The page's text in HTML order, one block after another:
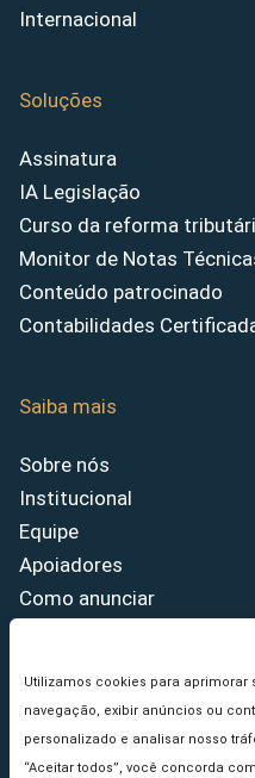
Utilizamos cookies para aprimorar
navegação, exibir anúncios ou
personalizado e analisar nosso
“Aceitar todos”, você concorda
Internacional
Soluções
Assinatura
IA Legislação
Curso da reforma
Monitor de Notas
Conteúdo patrocinado
Contabilidades
Saiba mais
Sobre nós
Institucional
Equipe
Apoiadores
Como anunciar
Princípios Editoriais